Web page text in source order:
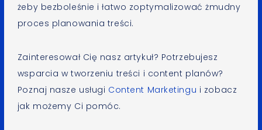
żeby bezboleśnie i łatwo zoptymalizować żmudny
proces planowania treści.
Zainteresował Cię nasz artykuł? Potrzebujesz
wsparcia w tworzeniu treści i content planów?
Poznaj nasze usługi Content Marketingu i zobacz
jak możemy Ci pomóc.